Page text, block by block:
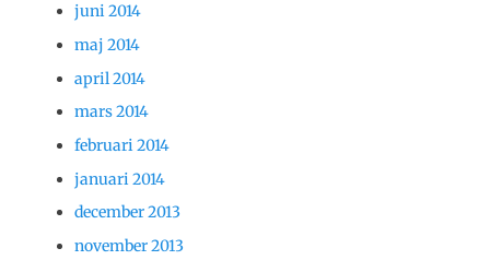
juni 2014
maj 2014
april 2014
mars 2014
februari 2014
januari 2014
december 2013
november 2013